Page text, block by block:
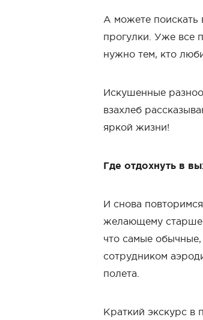
А можете поискать
прогулки. Уже все
нужно тем, кто
Искушенные
взахлеб
яркой жизни!
Где отдохнуть в
И снова
желающему старше
что самые
сотрудником
полета.
Краткий экскурс в